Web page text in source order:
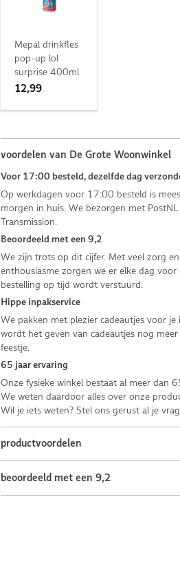
Mepal drinkfles
pop-up lol
surprise 400ml
12,99
voordelen van De Grote Woonwinkel
Voor 17:00 besteld, dezelfde dag
Op werkdagen voor 17:00 besteld is
morgen in huis. We bezorgen met PostNL
Transmission.
Beoordeeld met een 9,2
We zijn trots op dit cijfer. Met veel zorg en
enthousiasme zorgen we er elke dag voor
bestelling op tijd wordt verstuurd.
Hippe inpakservice
We pakken met plezier cadeautjes voor je
wordt het geven van cadeautjes nog meer
feestje.
65 jaar ervaring
Onze fysieke winkel bestaat al meer dan
We weten daardoor alles over onze
Wil je iets weten? Stel ons gerust al je
productvoordelen
beoordeeld met een 9,2